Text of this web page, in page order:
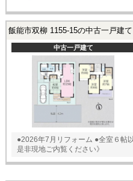
飯能市双柳 1155-15の中古一戸建て
中古一戸建て
●2026年7月リフォーム ●全室６帖
是非現地ご内覧ください》